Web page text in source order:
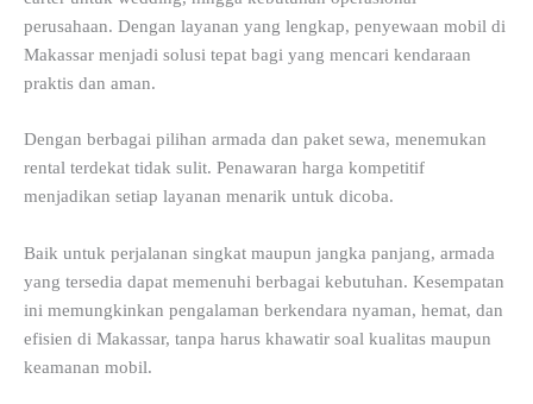
perusahaan. Dengan layanan yang lengkap, penyewaan mobil di
Makassar menjadi solusi tepat bagi yang mencari kendaraan
praktis dan aman.
Dengan berbagai pilihan armada dan paket sewa, menemukan
rental terdekat tidak sulit. Penawaran harga kompetitif
menjadikan setiap layanan menarik untuk dicoba.
Baik untuk perjalanan singkat maupun jangka panjang, armada
yang tersedia dapat memenuhi berbagai kebutuhan. Kesempatan
ini memungkinkan pengalaman berkendara nyaman, hemat, dan
efisien di Makassar, tanpa harus khawatir soal kualitas maupun
keamanan mobil.